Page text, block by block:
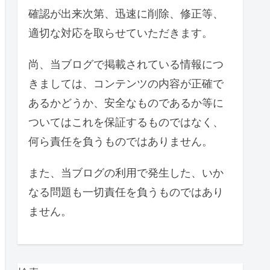
確認が出来次第、迅速に削除、修正等、
適切な対応を取らせていただきます。
尚、当ブログで掲載されている情報につ
きましては、コンテンツの内容が正確で
あるかどうか、安全なものであるか等に
ついてはこれを保証するものではなく、
何ら責任を負うものではありません。
また、当ブログの利用で発生した、いか
なる問題も一切責任を負うものではあり
ません。